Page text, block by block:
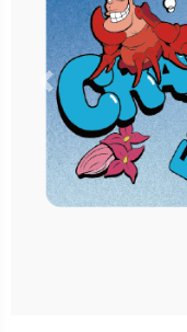
Previous